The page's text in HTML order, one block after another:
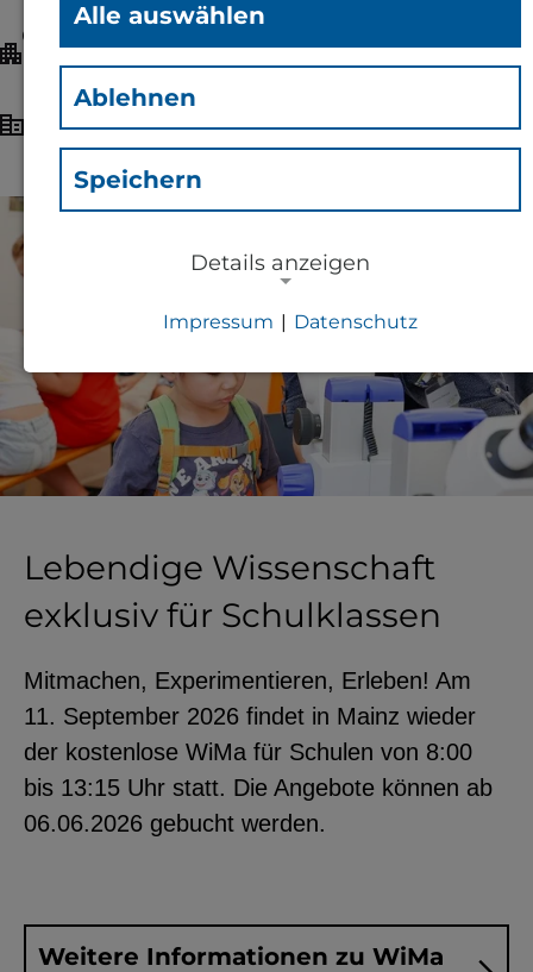
Ort: Platz der Mainzer Republik /
Deutschhausplatz, 55116 Mainz
Veranstalter:
MAINZER
WISSENSCHAFTSALLIANZ
© Mainzer Wissenschaftsallianz
Lebendige Wissenschaft
exklusiv für Schulklassen
Mitmachen, Experimentieren, Erleben! Am
11. September 2026 findet in Mainz wieder
der kostenlose WiMa für Schulen von 8:00
bis 13:15 Uhr statt. Die Angebote können ab
06.06.2026 gebucht werden.
Weitere Informationen zu WiMa
Alle auswählen
Ablehnen
Speichern
Details anzeigen
Notwendige Cookies zur Session-
Verwaltung und für die generelle
Funktionalität der Seite (immer
notwendig).
EXTERNE MEDIEN
Seitenspezifische Erfassung von
Benutzerdaten durch
Drittanbieter, bspw. über das
Einbinden externer Videos,
Standortdaten oder
YouTube
Impressum | Datenschutz